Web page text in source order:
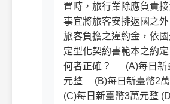
置時，旅行業除應負責
事宜將旅客安排返國之
旅客負擔之違約金，依
定型化契約書範本之約定
何者正確？ (A)每日新
元整 (B)每日新臺幣2
(C)每日新臺幣3萬元整